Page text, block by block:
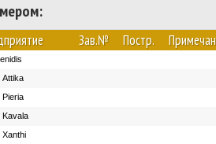
Зав.№ Постр.
Αttika
Pieria
Kavala
Xanthi